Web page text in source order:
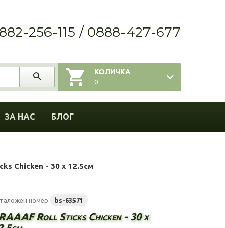
256-115 / 0888-427-677
КОЛИЧКА
0
ЗА НАС БЛОГ
Chicken - 30 x 12.5см
номер bs-63571
Roll Sticks Chicken - 30 x